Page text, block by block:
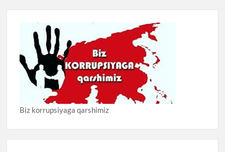
Biz korrupsiyaga qarshimiz